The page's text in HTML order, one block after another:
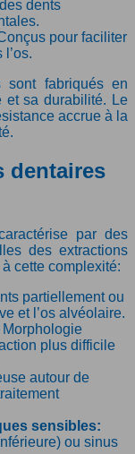
dents
pour faciliter
sont fabriqués en
et sa durabilité. Le
accrue à la
dentaires
par des
des extractions
cette complexité:
partiellement ou
et l’os alvéolaire.
Morphologie
plus difficile
autour de
sensibles:
ou sinus